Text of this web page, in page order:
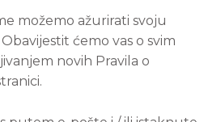
možemo ažurirati svoju
ćemo vas o svim
novih Pravila o